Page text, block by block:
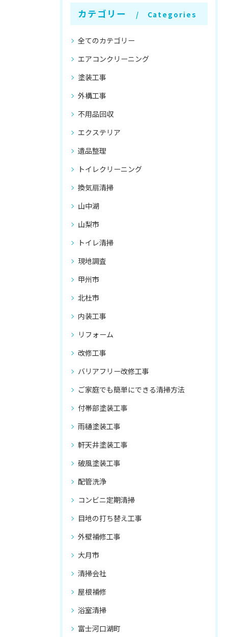
カテゴリー Categories
全てのカテゴリー
エアコンクリーニング
塗装工事
外構工事
不用品回収
エクステリア
遺品整理
トイレクリーニング
換気扇清掃
山中湖
山梨市
トイレ清掃
現地調査
甲州市
北杜市
内装工事
リフォーム
改修工事
バリアフリー改修工事
ご家庭でも簡単にできる清掃方法
付帯部塗装工事
雨樋塗装工事
軒天井塗装工事
破風塗装工事
配管洗浄
コンビニ定期清掃
目地の打ち替え工事
外壁補修工事
大月市
清掃会社
屋根補修
浴室清掃
富士河口湖町